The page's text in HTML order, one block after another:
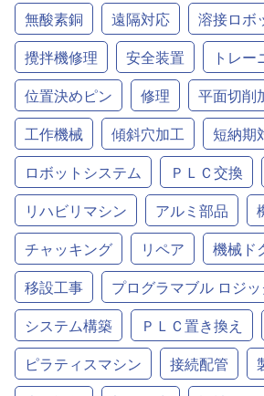
無酸素銅
遠隔対応
溶接ロボ
攪拌機修理
安全装置
トレ
位置決めピン
修理 平面切削
工作機械
傾斜穴加工
短納期
ロボットシステム
ＰＬＣ交換
リハビリマシン
アルミ部品
チャッキング
リペア
機械ド
移設工事
プログラマブル ロジ
システム構築
ＰＬＣ置き換え
ピラティスマシン
接続配管